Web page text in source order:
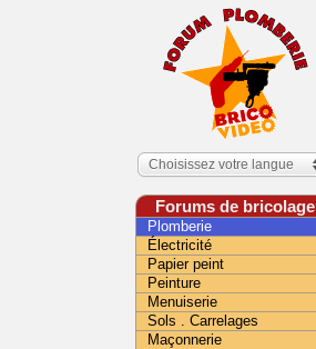
Choisissez votre langue
Forums de bricolage
Plomberie
Électricité
Papier peint
Peinture
Menuiserie
Sols . Carrelages
Maçonnerie